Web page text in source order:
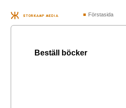
Förstasida
Beställ böcker